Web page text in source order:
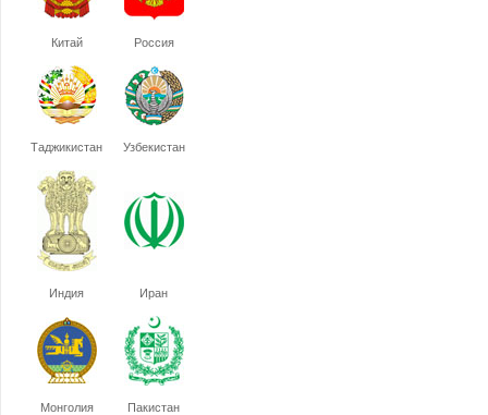
Китай Россия
Таджикистан Узбекистан
Индия Иран
Монголия Пакистан